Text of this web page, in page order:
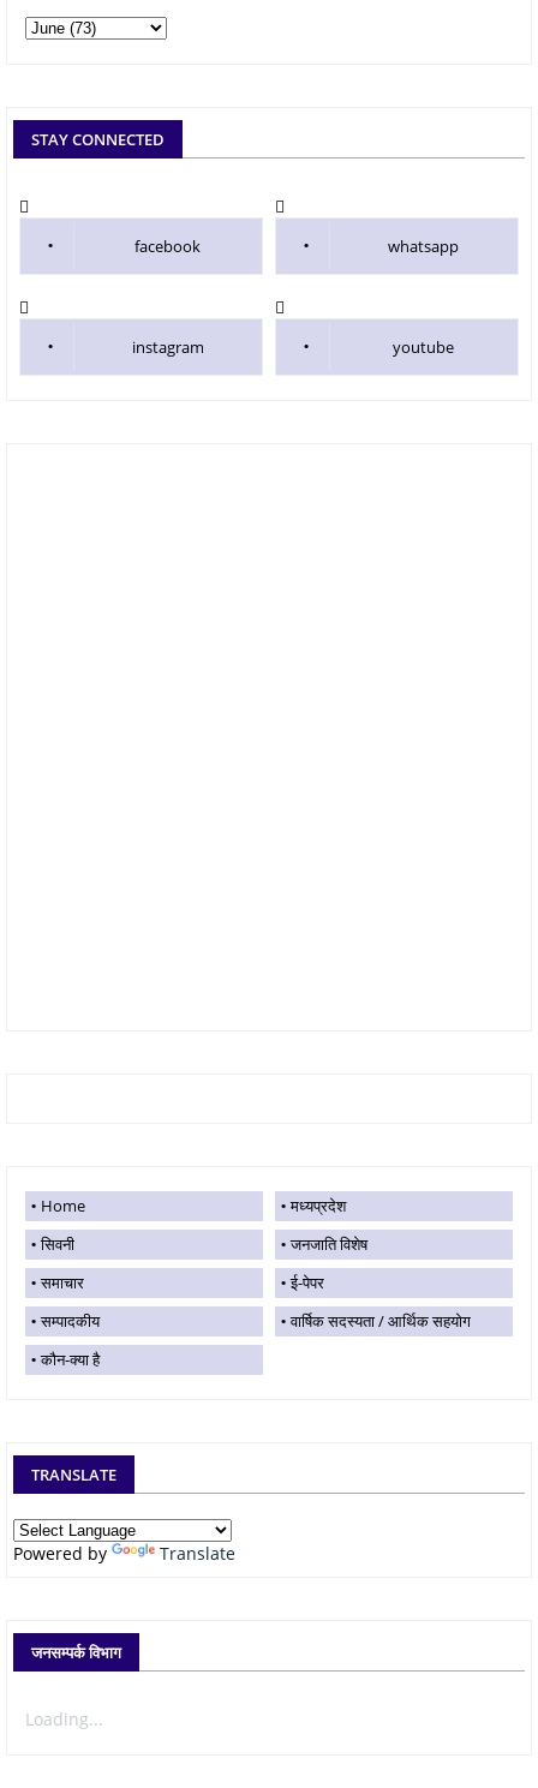
STAY CONNECTED
facebook whatsapp
instagram youtube
Home
मध्यप्रदेश
सिवनी
जनजाति विशेष
समाचार
ई-पेपर
सम्पादकीय
वार्षिक सदस्यता / आर्थिक सहयोग
कौन-क्या है
TRANSLATE
Powered by Translate
जनसम्पर्क विभाग
Loading...